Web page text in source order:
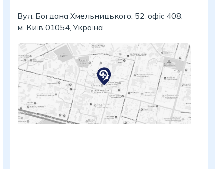
Вул. Богдана Хмельницького, 52, офіс 408,
м. Київ 01054, Україна